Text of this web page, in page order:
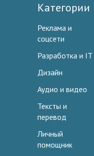
Категории
Реклама и
соцсети
Разработка и IT
Дизайн
Аудио и видео
Тексты и
перевод
Личный
помощник